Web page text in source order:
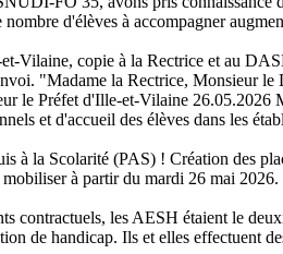
d'élèves à accompagner
Vilaine, copie à la Rectrice et au
envoi. "Madame la Rectrice, Monsieur
le Préfet d'Ille-et-Vilaine 26.05.2026
et d'accueil des élèves dans les
à la Scolarité (PAS) ! Création des
à partir du mardi 26 mai
contractuels, les AESH étaient le
de handicap. Ils et elles effectuent